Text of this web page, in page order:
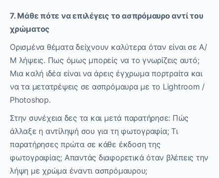
7. Μάθε πότε να επιλέγεις το ασπρόμαυρο αντί του
χρώματος
Ορισμένα θέματα δείχνουν καλύτερα όταν είναι σε Α/
Μ λήψεις. Πως όμως μπορείς να το γνωρίζεις αυτό;
Μια καλή ιδέα είναι να άρεις έγχρωμα πορτραίτα και
να τα μετατρέψεις σε ασπρόμαυρα με το Lightroom /
Photoshop.
Στην συνέχεια δες τα και μετά παρατήρησε: Πώς
άλλαξε η αντίληψή σου για τη φωτογραφία; Τι
παρατήρησες πρώτα σε κάθε έκδοση της
φωτογραφίας; Απαντάς διαφορετικά όταν βλέπεις την
λήψη με χρώμα έναντι ασπρόμαυρου;